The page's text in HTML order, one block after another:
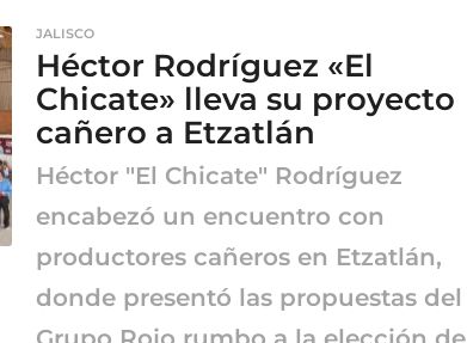
a
n
a
s
g
JALISCO
Héctor Rodríguez «El
Chicate» lleva su proyecto
cañero a Etzatlán
Héctor "El Chicate" Rodríguez
encabezó un encuentro con
productores cañeros en Etzatlán,
donde presentó las propuestas del